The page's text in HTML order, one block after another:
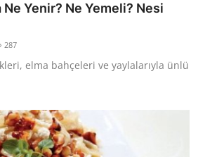
Ne Yenir? Ne Yemeli? Nesi
287
elma bahçeleri ve yaylalarıyla ünlü